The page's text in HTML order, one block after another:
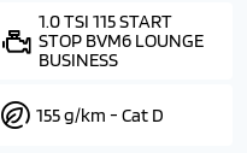
1.0 TSI 115 START
STOP BVM6 LOUNGE
BUSINESS
155 g/km - Cat D